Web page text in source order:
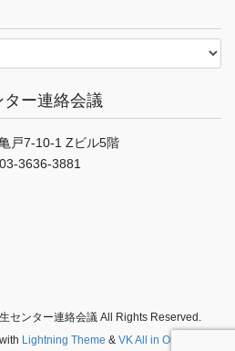
ー連絡会議
戸7-10-1 Zビル5階
3636-3881
センター連絡会議 All Rights Reserved.
Lightning Theme & VK All in One